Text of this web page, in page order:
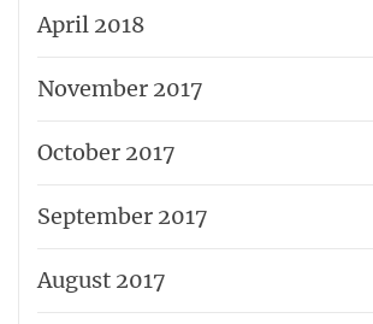
April 2018
November 2017
October 2017
September 2017
August 2017